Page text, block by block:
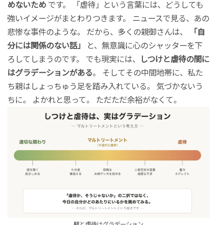
めないためです。 「虐待」という言葉には、どうしても
強いイメージがまとわりつきます。 ニュースで見る、あの
悲惨な事件のような。 だから、多くの親御さんは、
「自
分には関係のない話」
と、無意識に心のシャッターを下
ろしてしまうのです。 でも現実には、
しつけと虐待の間に
はグラデーションがある。 そしてその中間地帯に、私た
ち親はしょっちゅう足を踏み入れている。 気づかないう
ちに。 よかれと思って。 ただただ余裕がなくて。